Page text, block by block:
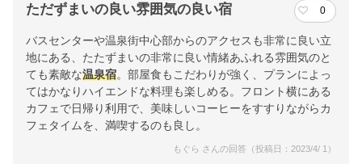
ただずまいの良い雰囲気の良い宿 0
バスセンターや温泉街中心部からのアクセスも非常に良い立
地にある、たたずまいの非常に良い情緒あふれる雰囲気のと
ても素敵な温泉宿。部屋食もこだわりが強く、プランによっ
てはかなりハイエンドな料理も楽しめる。フロント横にある
カフェで日帰り利用で、美味しいコーヒーをすすりながらカ
フェタイムを、満喫するのも良し。
もぐら さんの回答（投稿日：2023/4/ 1）